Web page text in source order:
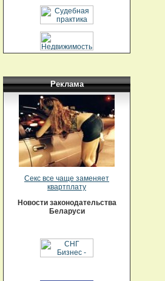
Реклама
Секс все чаще заменяет
квартплату
Новости законодательства
Беларуси